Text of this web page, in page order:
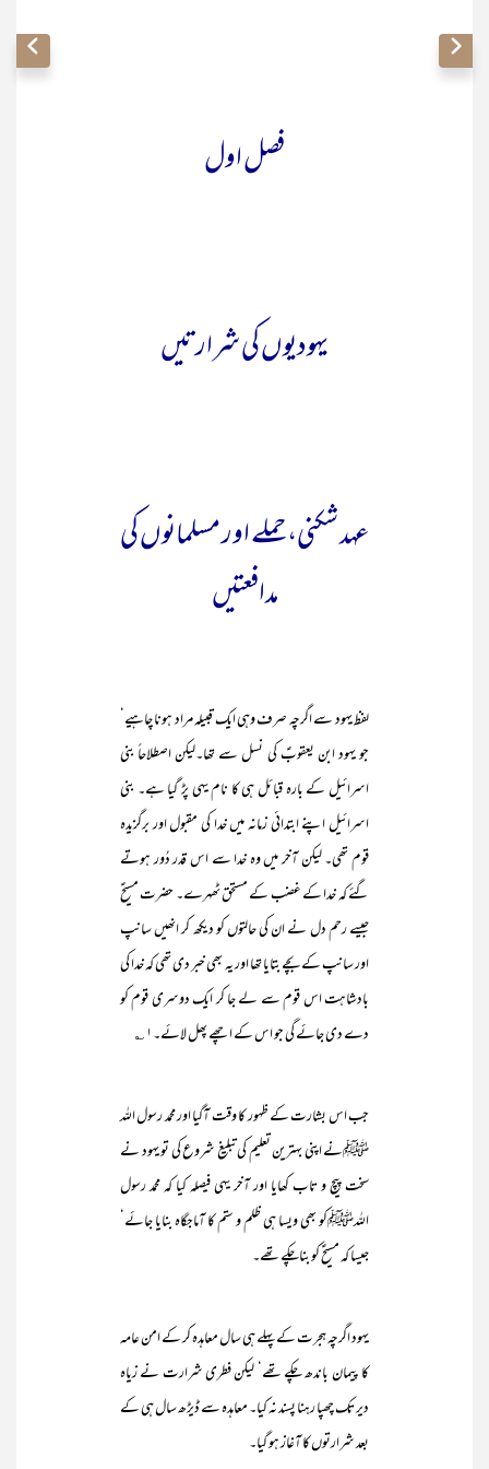
فصل اول
یہودیوں کی شرارتیں
عہد شکنی، حملے اور مسلمانوں کی
مدافعتیں
لفظ یہود سے اگرچہ صرف وہی ایک قبیلہ مراد ہونا چاہیے‘
جو یہود ابن یعقوبؑ کی نسل سے تھا۔لیکن اصطلاحاً بنی
اسرائیل کے بارہ قبائل ہی کا نام یہی پڑ گیا ہے۔ بنی
اسرائیل اپنے ابتدائی زمانہ میں خدا کی مقبول اور برگزیدہ
قوم تھی۔ لیکن آخر میں وہ خدا سے اس قدر دُور ہوتے
گئے کہ خدا کے غضب کے مستحق ٹھہرے۔ حضرت مسیحؑ
جیسے رحم دل نے ان کی حالتوں کو دیکھ کر انھیں سانپ
اور سانپ کے بچے بتایا تھا اور یہ بھی خبر دی تھی کہ خدا کی
بادشاہت اس قوم سے لے جا کر ایک دوسری قوم کو
دے دی جائے گی جو اس کے اچھے پھل لائے۔۱ ؎
جب اس بشارت کے ظہور کا وقت آگیا اور محمد رسول اللہ
ﷺنے اپنی بہترین تعلیم کی تبلیغ شروع کی تو یہود نے
سخت پیچ و تاب کھایا اور آخر یہی فیصلہ کیا کہ محمد رسول
اللہﷺکو بھی ویسا ہی ظلم و ستم کا آماجگاہ بنایا جائے‘
جیسا کہ مسیحؑ کو بناچکے تھے۔
یہود اگرچہ ہجرت کے پہلے ہی سال معاہدہ کر کے امن عامہ
کا پیمان باندھ چکے تھے‘ لیکن فطری شرارت نے زیاہ
دیر تک چھپا رہنا پسند نہ کیا۔ معاہدہ سے ڈیڑھ سال ہی کے
بعد شرارتوں کا آغاز ہو گیا۔